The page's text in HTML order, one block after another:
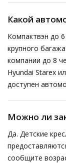
Какой
Компактвэн до
крупного
компании до 8
Hyundai Starex
доступен
Можно ли
Да. Детские
сообщите